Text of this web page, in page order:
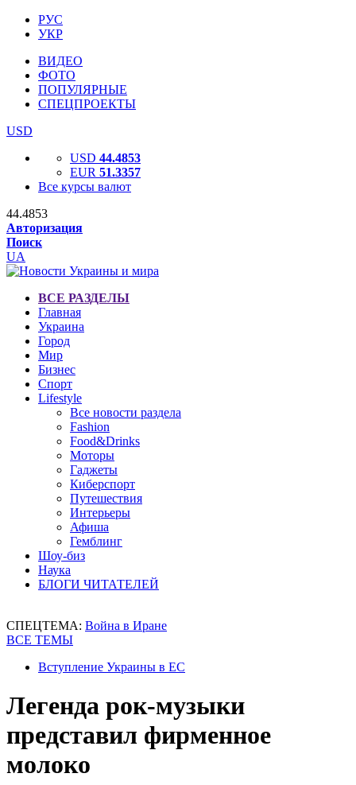
РУС
УКР
ВИДЕО
ФОТО
ПОПУЛЯРНЫЕ
СПЕЦПРОЕКТЫ
USD
USD 44.4853
EUR 51.3357
Все курсы валют
44.4853
Авторизация
Поиск
UA
ВСЕ РАЗДЕЛЫ
Главная
Украина
Город
Мир
Бизнес
Спорт
Lifestyle
Все новости раздела
Fashion
Food&Drinks
Моторы
Гаджеты
Киберспорт
Путешествия
Интерьеры
Афиша
Гемблинг
Шоу-биз
Наука
БЛОГИ ЧИТАТЕЛЕЙ
СПЕЦТЕМА: Война в Иране
ВСЕ ТЕМЫ
Вступление Украины в ЕС
Легенда рок-музыки
представил фирменное
молоко